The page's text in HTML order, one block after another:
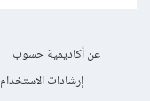
عن أكاديمية حسوب
إرشادات الاستخدام